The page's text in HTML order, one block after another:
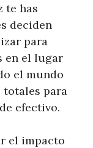
te has
deciden
para
en el lugar
el mundo
totales para
efectivo.
el impacto